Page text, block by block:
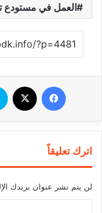
العمل في مستودع
اترك تعليقاً
لن يتم نشر عنوان بريدك